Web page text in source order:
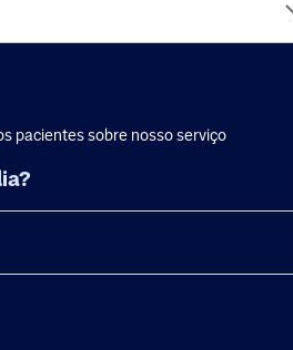
pacientes sobre nosso serviço